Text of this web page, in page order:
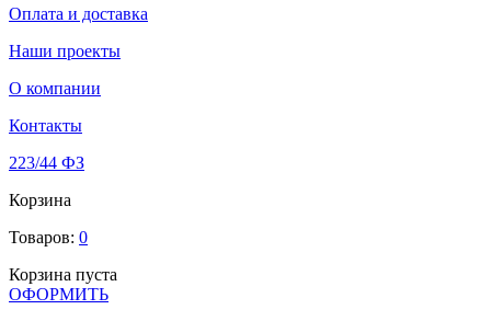
Оплата и доставка
Наши проекты
О компании
Контакты
223/44 ФЗ
Корзина
Товаров: 0
Корзина пуста
ОФОРМИТЬ